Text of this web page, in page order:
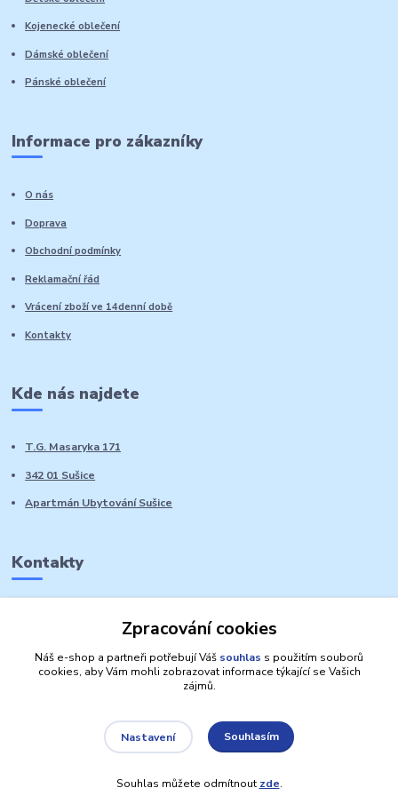
Kojenecké oblečení
Dámské oblečení
Pánské oblečení
Informace pro zákazníky
O nás
Doprava
Obchodní podmínky
Reklamační řád
Vrácení zboží ve 14denní době
Kontakty
Kde nás najdete
T.G. Masaryka 171
342 01 Sušice
Apartmán Ubytování Sušice
Kontakty
Vytvořeno na
Eshop-rychle.cz
Zpracování cookies
Náš e-shop a partneři potřebují Váš souhlas s použitím souborů
cookies, aby Vám mohli zobrazovat informace týkající se Vašich
zájmů.
Nastavení Souhlasím
Souhlas můžete odmítnout zde.